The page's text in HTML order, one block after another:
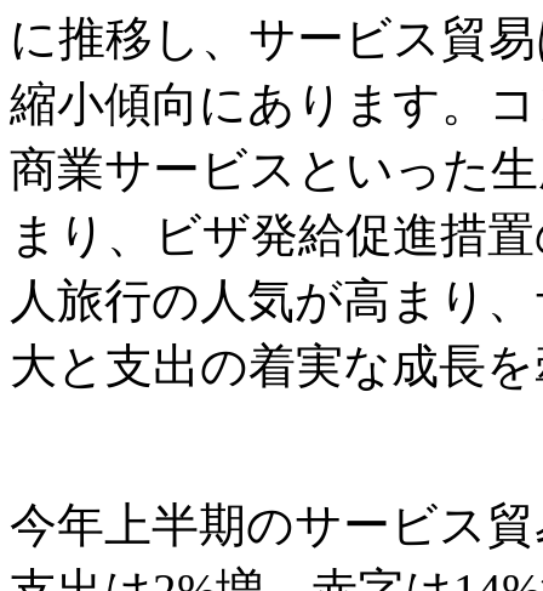
に推移し、サービス貿
縮小傾向にあります。
商業サービスといった
まり、ビザ発給促進措
人旅行の人気が高まり
大と支出の着実な成長
今年上半期のサービス